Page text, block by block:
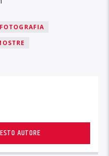
FOTOGRAFIA
AUTORE